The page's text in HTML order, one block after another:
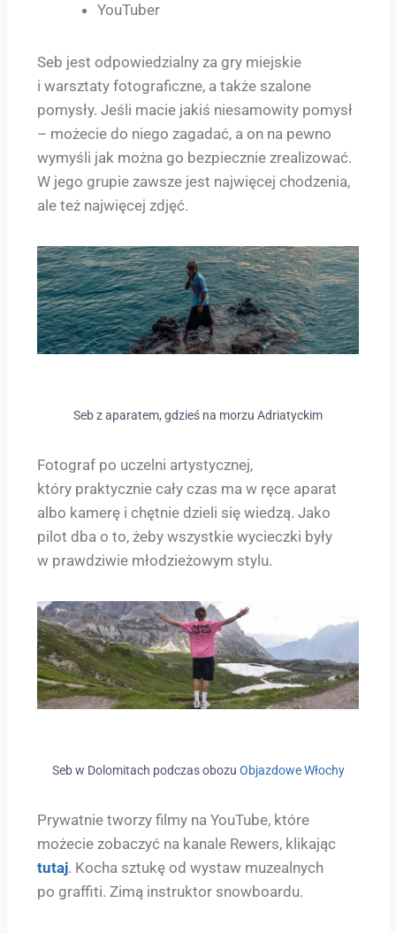
YouTuber
Seb jest odpowiedzialny za gry miejskie
i warsztaty fotograficzne, a także szalone
pomysły. Jeśli macie jakiś niesamowity pomysł
– możecie do niego zagadać, a on na pewno
wymyśli jak można go bezpiecznie zrealizować.
W jego grupie zawsze jest najwięcej chodzenia,
ale też najwięcej zdjęć.
Seb z aparatem, gdzieś na morzu Adriatyckim
Fotograf po uczelni artystycznej,
który praktycznie cały czas ma w ręce aparat
albo kamerę i chętnie dzieli się wiedzą. Jako
pilot dba o to, żeby wszystkie wycieczki były
w prawdziwie młodzieżowym stylu.
Seb w Dolomitach podczas obozu Objazdowe Włochy
Prywatnie tworzy filmy na YouTube, które
możecie zobaczyć na kanale Rewers, klikając
tutaj. Kocha sztukę od wystaw muzealnych
po graffiti. Zimą instruktor snowboardu.